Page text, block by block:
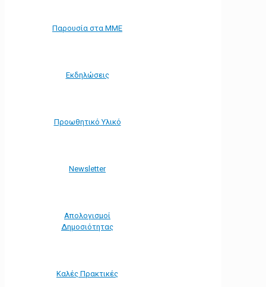
Παρουσία στα ΜΜΕ
Εκδηλώσεις
Προωθητικό Υλικό
Νewsletter
Απολογισμοί
Δημοσιότητας
Καλές Πρακτικές